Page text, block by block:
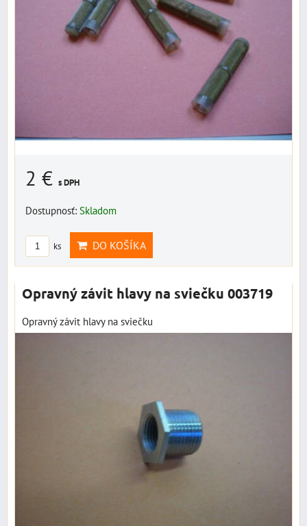
2 € s DPH
Dostupnosť: Skladom
ks DO KOŠÍKA
Opravný závit hlavy na sviečku 003719
Opravný závit hlavy na sviečku